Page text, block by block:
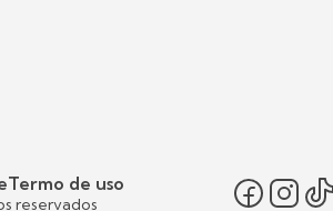
Termo de uso
reservados